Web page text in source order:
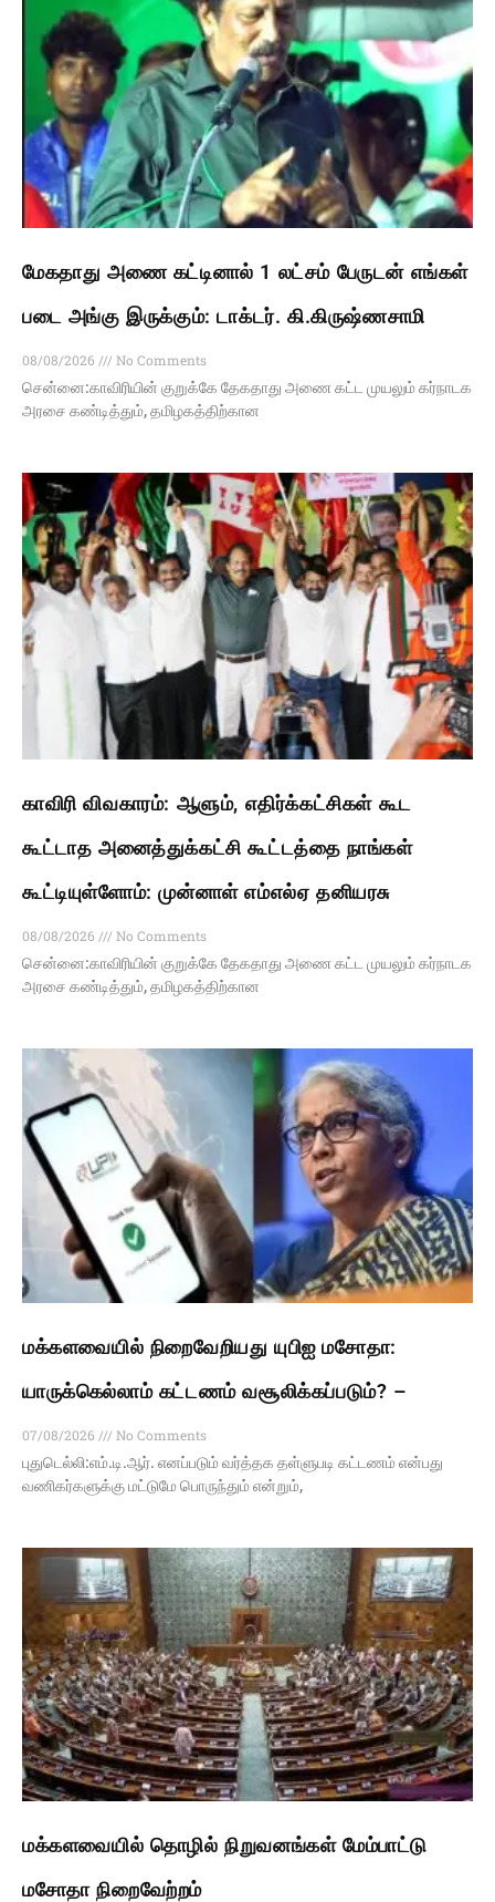
மேகதாது அணை கட்டினால் 1 லட்சம் பேருடன் எங்கள்
படை அங்கு இருக்கும்: டாக்டர். கி.கிருஷ்ணசாமி
08/08/2026
No Comments
சென்னை:காவிரியின் குறுக்கே தேகதாது அணை கட்ட முயலும் கர்நாடக
அரசை கண்டித்தும், தமிழகத்திற்கான
காவிரி விவகாரம்: ஆளும், எதிர்க்கட்சிகள் கூட
கூட்டாத அனைத்துக்கட்சி கூட்டத்தை நாங்கள்
கூட்டியுள்ளோம்: முன்னாள் எம்எல்ஏ தனியரசு
08/08/2026
No Comments
சென்னை:காவிரியின் குறுக்கே தேகதாது அணை கட்ட முயலும் கர்நாடக
அரசை கண்டித்தும், தமிழகத்திற்கான
மக்களவையில் நிறைவேறியது யுபிஐ மசோதா:
யாருக்கெல்லாம் கட்டணம் வசூலிக்கப்படும்? –
07/08/2026
No Comments
புதுடெல்லி:எம்.டி.ஆர். எனப்படும் வர்த்தக தள்ளுபடி கட்டணம் என்பது
வணிகர்களுக்கு மட்டுமே பொருந்தும் என்றும்,
மக்களவையில் தொழில் நிறுவனங்கள் மேம்பாட்டு
மசோதா நிறைவேற்றம்